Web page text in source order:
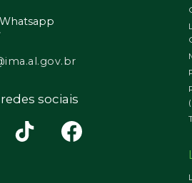
sociais